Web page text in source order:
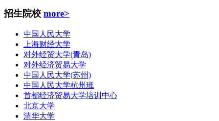
招生院校 more>
中国人民大学
上海财经大学
对外经贸大学(青岛)
对外经济贸易大学
中国人民大学(苏州)
中国人民大学杭州班
首都经济贸易大学培训中心
北京大学
清华大学